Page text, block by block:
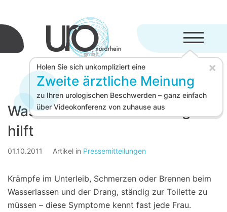
Menü
Holen Sie sich unkompliziert eine
Zweite ärztliche Meinung
zu Ihren urologischen Beschwerden – ganz einfach
über Videokonferenz von zuhause aus
×
Was bei Blasenentzündung
hilft
01.10.2011 Artikel in Pressemitteilungen
Krämpfe im Unterleib, Schmerzen oder Brennen beim
Wasserlassen und der Drang, ständig zur Toilette zu
müssen – diese Symptome kennt fast jede Frau.